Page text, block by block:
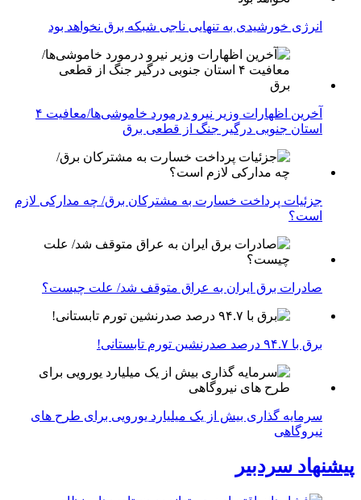
انرژی خورشیدی به تنهایی ناجی شبکه برق نخواهد بود
آخرین اظهارات وزیر نیرو درمورد خاموشی‌ها/معافیت ۴
استان جنوبی درگیر جنگ از قطعی برق
جزئیات پرداخت خسارت به مشترکان برق/ چه مدارکی لازم
است؟
صادرات برق ایران به عراق متوقف شد/ علت چیست؟
برق با ۹۴.۷ درصد صدرنشین تورم تابستانی!
سرمایه گذاری بیش از یک میلیارد یورویی برای طرح های
نیروگاهی
پیشنهاد سردبیر